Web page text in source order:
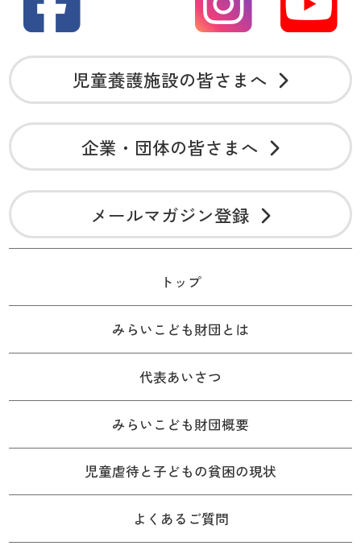
児童養護施設の皆さまへ
企業・団体の皆さまへ
メールマガジン登録
トップ
みらいこども財団とは
代表あいさつ
みらいこども財団概要
児童虐待と子どもの貧困の現状
よくあるご質問